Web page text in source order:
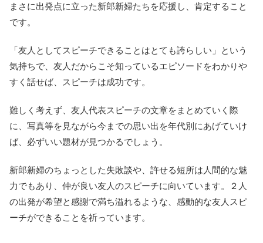
まさに出発点に立った新郎新婦たちを応援し、肯定すること
です。
「友人としてスピーチできることはとても誇らしい」という
気持ちで、友人だからこそ知っているエピソードをわかりや
すく話せば、スピーチは成功です。
難しく考えず、友人代表スピーチの文章をまとめていく際
に、写真等を見ながら今までの思い出を年代別にあげていけ
ば、必ずいい題材が見つかるでしょう。
新郎新婦のちょっとした失敗談や、許せる短所は人間的な魅
力でもあり、仲が良い友人のスピーチに向いています。２人
の出発が希望と感謝で満ち溢れるような、感動的な友人スピ
ーチができることを祈っています。